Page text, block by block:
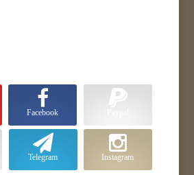
Facebook
Instagram
Telegram